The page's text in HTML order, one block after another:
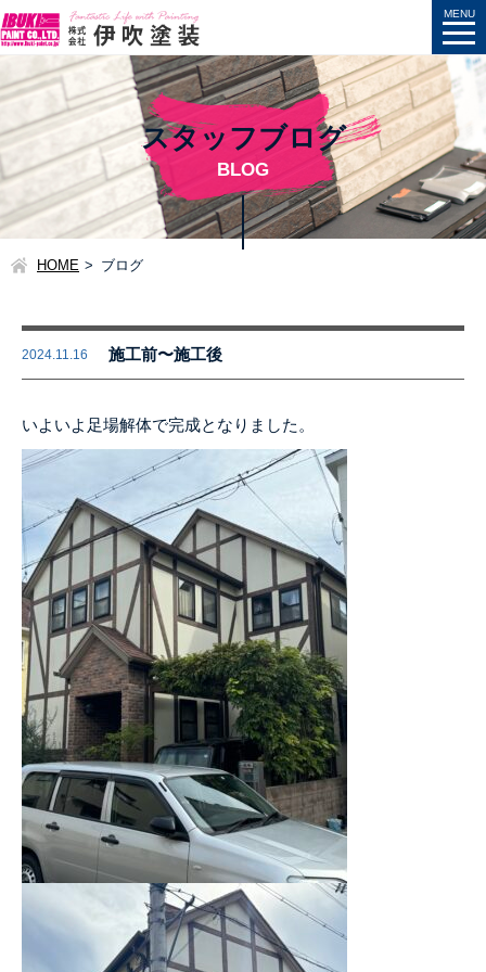
スタッフブログ
BLOG
HOME ブログ
2024.11.16 施工前〜施工後
いよいよ足場解体で完成となりました。